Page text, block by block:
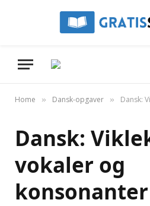
Home » Dansk-opgaver » Dansk:
Dansk:
vokaler og
konsonanter